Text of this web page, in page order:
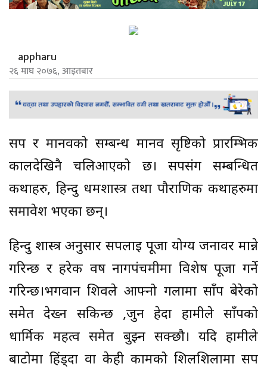
appharu
२६ माघ २०७६, आइतबार
सर्प र मानवको सम्बन्ध मानव सृष्टिको प्रारम्भिक
कालदेखिनै चलिआएको छ। सर्पसंग सम्बन्धित
कथाहरु, हिन्दु धर्मशास्त्र तथा पौराणिक कथाहरुमा
समावेश भएका छन्।
हिन्दु शास्त्र अनुसार सर्पलाई पूजा योग्य जनावर मान्ने
गरिन्छ र हरेक वर्ष नागपंचमीमा विशेष पूजा गर्ने
गरिन्छ।भगवान शिवले आफ्नो गलामा साँप बेरेको
समेत देख्न सकिन्छ ,जुन हेर्दा हामीले साँपको
धार्मिक महत्व समेत बुझ्न सक्छौ। यदि हामीले
बाटोमा हिंड्दा वा केही कामको शिलशिलामा सर्प